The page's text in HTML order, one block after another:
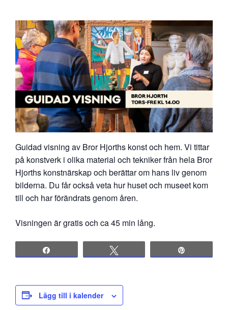
Guidad visning av Bror Hjorths konst och hem. Vi tittar
på konstverk i olika material och tekniker från hela Bror
Hjorths konstnärskap och berättar om hans liv genom
bilderna. Du får också veta hur huset och museet kom
till och har förändrats genom åren.
Visningen är gratis och ca 45 min lång.
Lägg till i kalender